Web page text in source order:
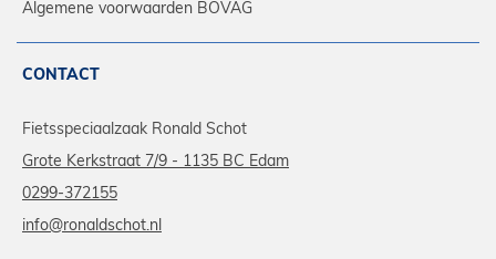
Algemene voorwaarden BOVAG
CONTACT
Fietsspeciaalzaak Ronald Schot
Grote Kerkstraat 7/9 - 1135 BC Edam
0299-372155
info@ronaldschot.nl